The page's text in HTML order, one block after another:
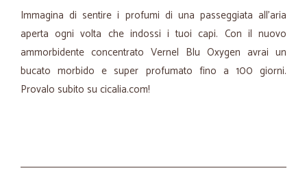
Immagina di sentire i profumi di una passeggiata all'aria
aperta ogni volta che indossi i tuoi capi. Con il nuovo
ammorbidente concentrato Vernel Blu Oxygen avrai un
bucato morbido e super profumato fino a 100 giorni.
Provalo subito su cicalia.com!